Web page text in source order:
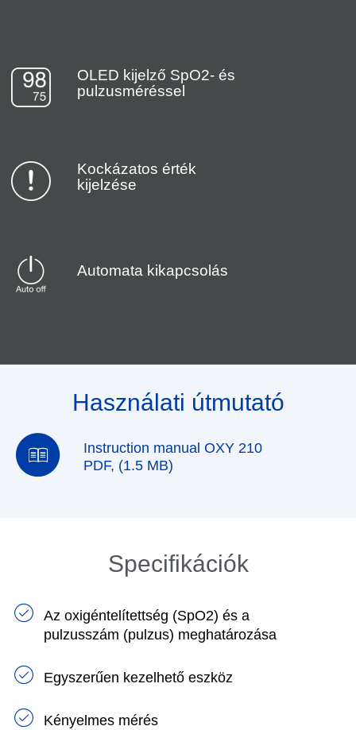
OLED kijelző SpO2- és
pulzusméréssel
Kockázatos érték
kijelzése
Automata kikapcsolás
Használati útmutató
Instruction manual OXY 210
PDF, (1.5 MB)
Specifikációk
Az oxigéntelítettség (SpO2) és a
pulzusszám (pulzus) meghatározása
Egyszerűen kezelhető eszköz
Kényelmes mérés